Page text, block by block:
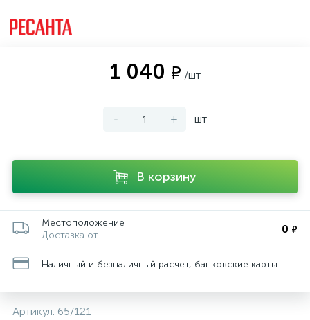
1 040 ₽ /шт
- + шт
В корзину
Местоположение
Доставка от
0 ₽
Наличный и безналичный расчет, банковские карты
Артикул: 65/121